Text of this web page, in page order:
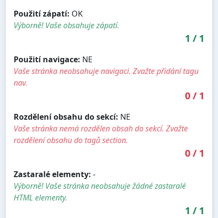
Použití zápatí: OK
Výborně! Vaše obsahuje zápatí.
1 / 1
Použití navigace: NE
Vaše stránka neobsahuje navigaci. Zvažte přidání tagu
nav.
0/ 1
Rozdělení obsahu do sekcí: NE
Vaše stránka nemá rozdělen obsah do sekcí. Zvažte
rozdělení obsahu do tagů section.
0/ 1
Zastaralé elementy: -
Výborně! Vaše stránka neobsahuje žádné zastaralé
HTML elementy.
1 / 1